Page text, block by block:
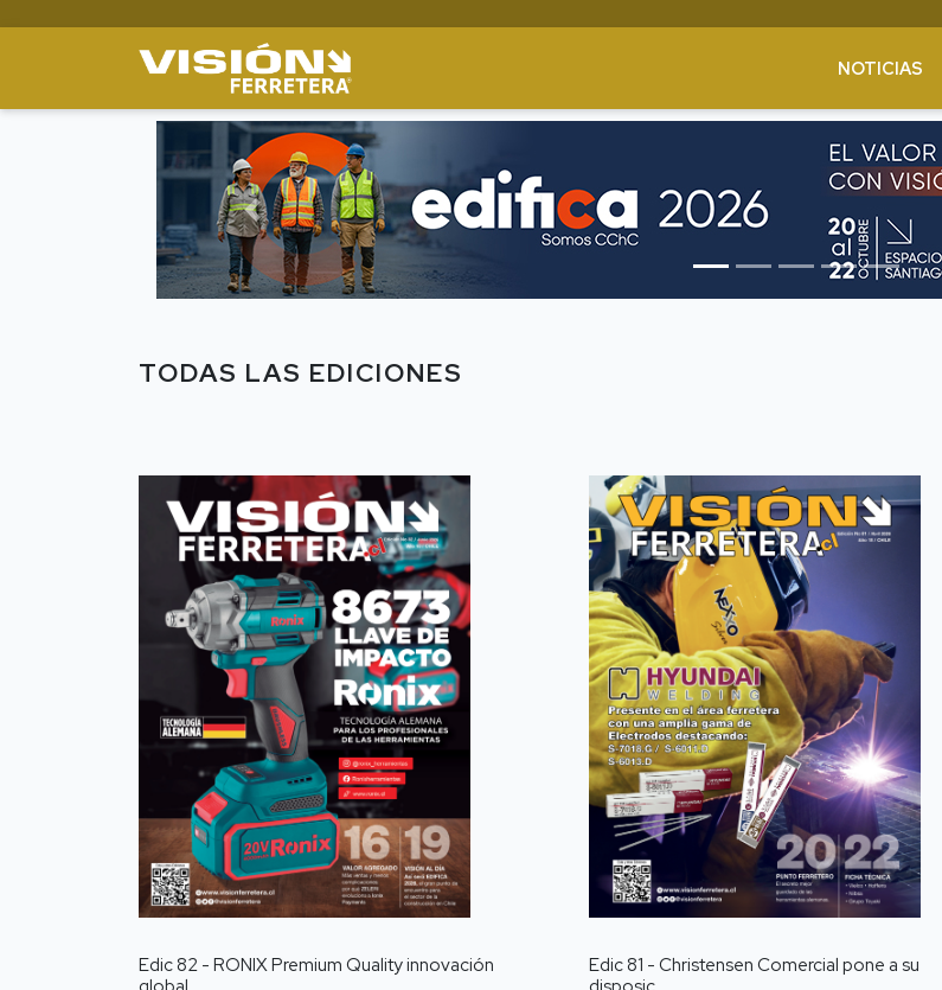
NOTICIAS
Previous
TODAS LAS EDICIONES
Edic 82 - RONIX Premium Quality innovación
Edic 81 - Christensen Comercial pone a su